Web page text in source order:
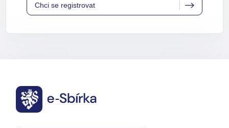
Chci se registrovat